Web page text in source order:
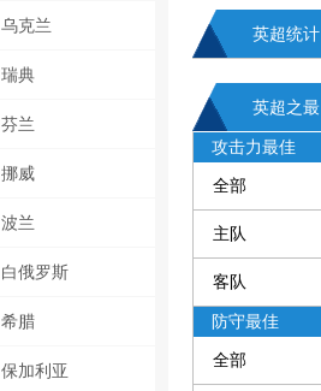
乌克兰
瑞典
芬兰
挪威
波兰
白俄罗斯
希腊
保加利亚
英超统计
英超之最
攻击力最佳
全部
主队
客队
防守最佳
全部